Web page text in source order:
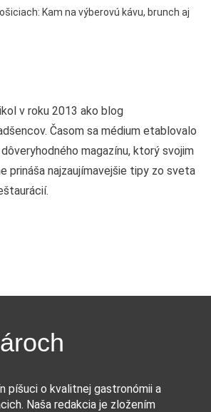
Kam na výberovú kávu, brunch aj
v roku 2013 ako blog
Časom sa médium etablovalo
magazínu, ktorý svojim
prináša najzaujímavejšie tipy zo sveta
píšuci o kvalitnej gastronómii a
Naša redakcia je zložením